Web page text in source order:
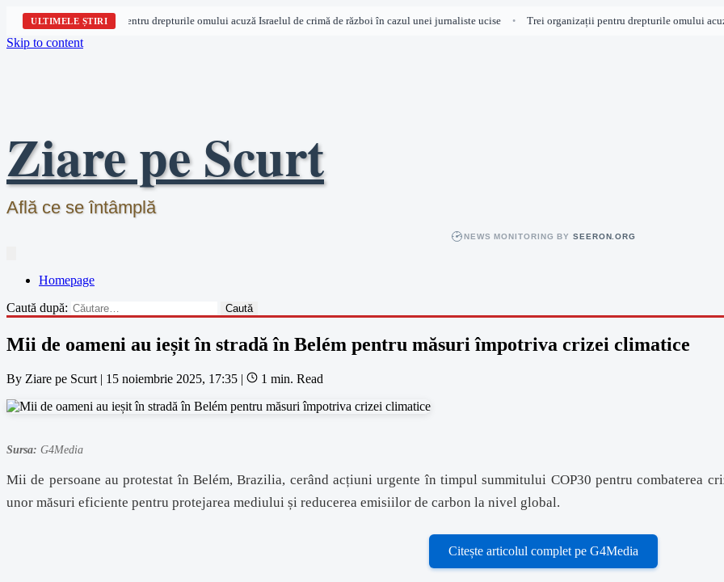
ULTIMELE ȘTIRI
Trei organizații pentru drepturile omului acuză Israelul de crimă de război în cazul unei jurnaliste ucise • Trei organizații pentru drepturile omului
Skip to content
Ziare pe Scurt
Află ce se întâmplă
NEWS MONITORING BYSEERON.ORG
Homepage
Caută după:
Mii de oameni au ieșit în stradă în Belém pentru măsuri împotriva crizei climatice
By Ziare pe Scurt | 15 noiembrie 2025, 17:35 | 1 min. Read
Sursa: G4Media
Mii de persoane au protestat în Belém, Brazilia, cerând acțiuni urgente în timpul summitului COP30 pentru combaterea
unor măsuri eficiente pentru protejarea mediului și reducerea emisiilor de carbon la nivel global.
Citește articolul complet pe G4Media